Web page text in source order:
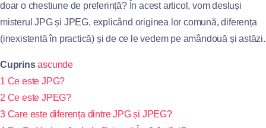
doar o chestiune de preferință? În acest articol, vom desluși
misterul JPG și JPEG, explicând originea lor comună, diferența
(inexistentă în practică) și de ce le vedem pe amândouă și astăzi.
Cuprins ascunde
1 Ce este JPG?
2 Ce este JPEG?
3 Care este diferența dintre JPG și JPEG?